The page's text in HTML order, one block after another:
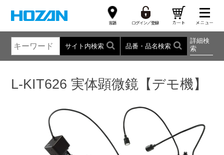
サイト内検索 品番・品名検索
詳細検
索
L-KIT626 実体顕微鏡【デモ機】